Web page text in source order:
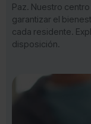
Paz. Nuestro
garantizar el
cada residente.
disposición.